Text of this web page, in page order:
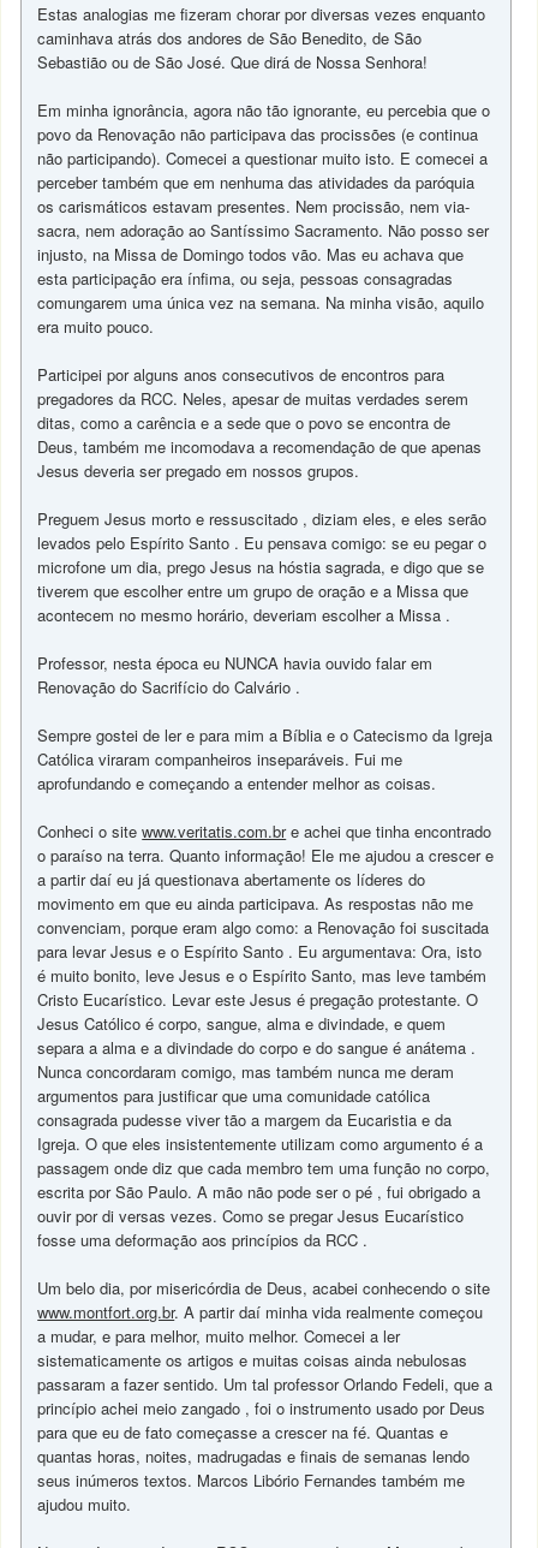
Estas analogias me fizeram chorar por diversas vezes enquanto
caminhava atrás dos andores de São Benedito, de São
Sebastião ou de São José. Que dirá de Nossa Senhora!
Em minha ignorância, agora não tão ignorante, eu percebia que o
povo da Renovação não participava das procissões (e continua
não participando). Comecei a questionar muito isto. E comecei a
perceber também que em nenhuma das atividades da paróquia
os carismáticos estavam presentes. Nem procissão, nem via-
sacra, nem adoração ao Santíssimo Sacramento. Não posso ser
injusto, na Missa de Domingo todos vão. Mas eu achava que
esta participação era ínfima, ou seja, pessoas consagradas
comungarem uma única vez na semana. Na minha visão, aquilo
era muito pouco.
Participei por alguns anos consecutivos de encontros para
pregadores da RCC. Neles, apesar de muitas verdades serem
ditas, como a carência e a sede que o povo se encontra de
Deus, também me incomodava a recomendação de que apenas
Jesus deveria ser pregado em nossos grupos.
Preguem Jesus morto e ressuscitado , diziam eles, e eles serão
levados pelo Espírito Santo . Eu pensava comigo: se eu pegar o
microfone um dia, prego Jesus na hóstia sagrada, e digo que se
tiverem que escolher entre um grupo de oração e a Missa que
acontecem no mesmo horário, deveriam escolher a Missa .
Professor, nesta época eu NUNCA havia ouvido falar em
Renovação do Sacrifício do Calvário .
Sempre gostei de ler e para mim a Bíblia e o Catecismo da Igreja
Católica viraram companheiros inseparáveis. Fui me
aprofundando e começando a entender melhor as coisas.
Conheci o sitewww.veritatis.com.bre achei que tinha encontrado
o paraíso na terra. Quanto informação! Ele me ajudou a crescer e
a partir daí eu já questionava abertamente os líderes do
movimento em que eu ainda participava. As respostas não me
convenciam, porque eram algo como: a Renovação foi suscitada
para levar Jesus e o Espírito Santo . Eu argumentava: Ora, isto
é muito bonito, leve Jesus e o Espírito Santo, mas leve também
Cristo Eucarístico. Levar este Jesus é pregação protestante. O
Jesus Católico é corpo, sangue, alma e divindade, e quem
separa a alma e a divindade do corpo e do sangue é anátema .
Nunca concordaram comigo, mas também nunca me deram
argumentos para justificar que uma comunidade católica
consagrada pudesse viver tão a margem da Eucaristia e da
Igreja. O que eles insistentemente utilizam como argumento é a
passagem onde diz que cada membro tem uma função no corpo,
escrita por São Paulo. A mão não pode ser o pé , fui obrigado a
ouvir por di versas vezes. Como se pregar Jesus Eucarístico
fosse uma deformação aos princípios da RCC .
Um belo dia, por misericórdia de Deus, acabei conhecendo o site
www.montfort.org.br. A partir daí minha vida realmente começou
a mudar, e para melhor, muito melhor. Comecei a ler
sistematicamente os artigos e muitas coisas ainda nebulosas
passaram a fazer sentido. Um tal professor Orlando Fedeli, que a
princípio achei meio zangado , foi o instrumento usado por Deus
para que eu de fato começasse a crescer na fé. Quantas e
quantas horas, noites, madrugadas e finais de semanas lendo
seus inúmeros textos. Marcos Libório Fernandes também me
ajudou muito.